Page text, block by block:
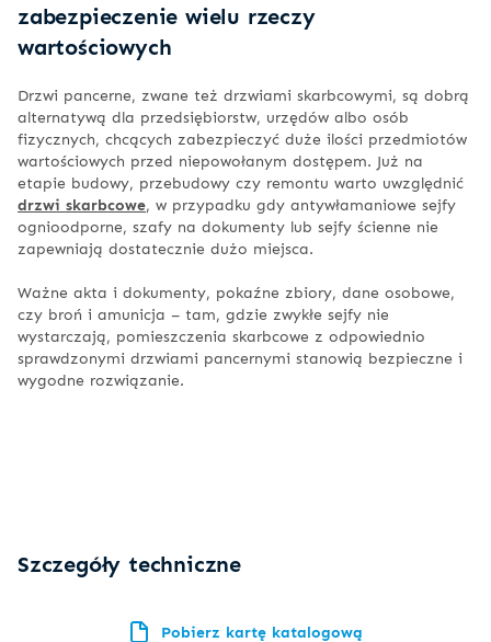
zabezpieczenie wielu rzeczy
wartościowych
Drzwi pancerne, zwane też drzwiami skarbcowymi, są dobrą
alternatywą dla przedsiębiorstw, urzędów albo osób
fizycznych, chcących zabezpieczyć duże ilości przedmiotów
wartościowych przed niepowołanym dostępem. Już na
etapie budowy, przebudowy czy remontu warto uwzględnić
drzwi skarbcowe, w przypadku gdy antywłamaniowe sejfy
ognioodporne, szafy na dokumenty lub sejfy ścienne nie
zapewniają dostatecznie dużo miejsca.
Ważne akta i dokumenty, pokaźne zbiory, dane osobowe,
czy broń i amunicja – tam, gdzie zwykłe sejfy nie
wystarczają, pomieszczenia skarbcowe z odpowiednio
sprawdzonymi drzwiami pancernymi stanowią bezpieczne i
wygodne rozwiązanie.
Szczegóły techniczne
Pobierz kartę katalogową